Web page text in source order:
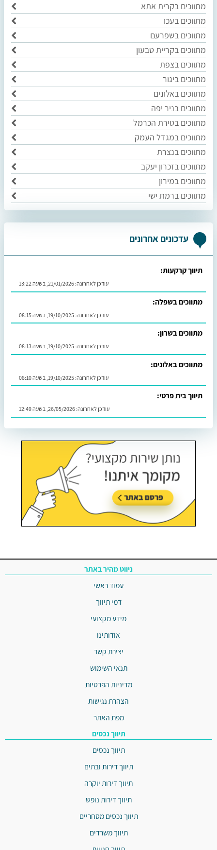
מתווכים בקרית אתא
מתווכים בעכו
מתווכים בשפרעם
מתווכים בקריית טבעון
מתווכים בצפת
מתווכים ביגור
מתווכים באלונים
מתווכים בניר יפה
מתווכים בטירת הכרמל
מתווכים במגדל העמק
מתווכים בנצרת
מתווכים בזכרון יעקב
מתווכים במירון
מתווכים ברמת ישי
עדכונים אחרונים
תיווך קרקעות:
עודכן לאחרונה: 21/01/2026, בשעה 13:22
מתווכים בשפלה:
עודכן לאחרונה: 19/10/2025, בשעה 08:15
מתווכים בשרון:
עודכן לאחרונה: 19/10/2025, בשעה 08:13
מתווכים באלונים:
עודכן לאחרונה: 19/10/2025, בשעה 08:10
תיווך בית פרטי:
עודכן לאחרונה: 26/05/2026, בשעה 12:49
ניווט מהיר באתר
עמוד ראשי
דמי תיווך
מידע מקצועי
אודותינו
יצירת קשר
תנאי השימוש
מדיניות הפרטיות
הצהרת נגישות
מפת האתר
תיווך נכסים
תיווך נכסים
תיווך דירות ובתים
תיווך דירות יוקרה
תיווך דירות נופש
תיווך נכסים מסחריים
תיווך משרדים